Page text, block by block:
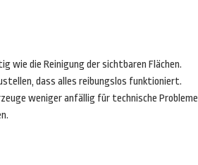
wie die Reinigung der sichtbaren Flächen.
dass alles reibungslos funktioniert.
weniger anfällig für technische Probleme